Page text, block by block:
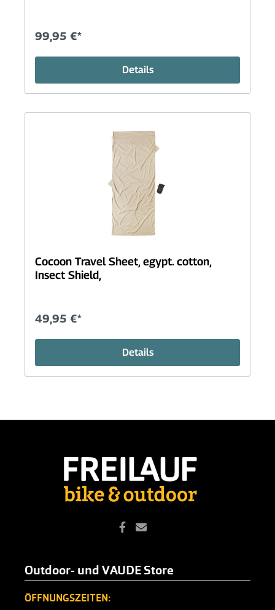
99,95 €*
Details
Cocoon Travel Sheet, egypt. cotton,
Insect Shield,
49,95 €*
Details
Outdoor- und VAUDE Store
ÖFFNUNGSZEITEN: